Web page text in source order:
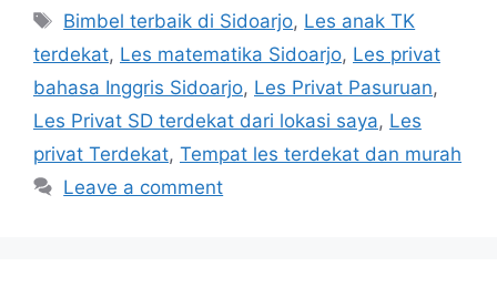
Tags
Bimbel terbaik di Sidoarjo, Les anak TK
terdekat, Les matematika Sidoarjo, Les privat
bahasa Inggris Sidoarjo, Les Privat Pasuruan,
Les Privat SD terdekat dari lokasi saya, Les
privat Terdekat, Tempat les terdekat dan murah
Leave a comment